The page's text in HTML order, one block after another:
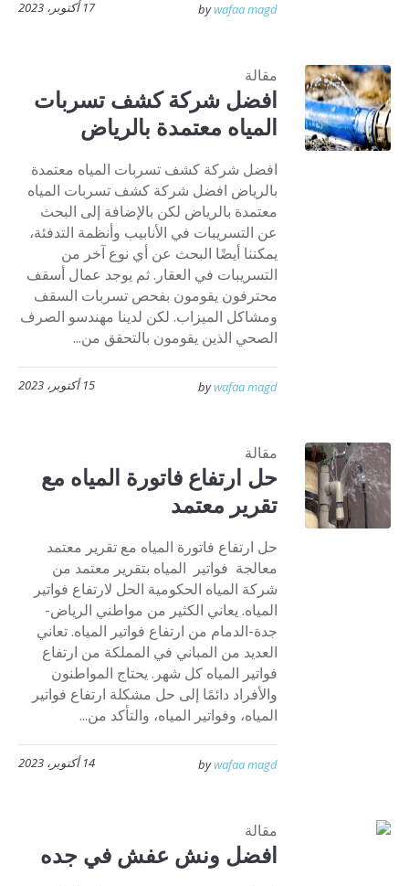
17 أكتوبر، 2023 bywafaa magd
مقالة
افضل شركة كشف تسربات
المياه معتمدة بالرياض
افضل شركة كشف تسربات المياه معتمدة
بالرياض افضل شركة كشف تسربات المياه
معتمدة بالرياض لكن بالإضافة إلى البحث
عن التسريبات في الأنابيب وأنظمة التدفئة،
يمكننا أيضًا البحث عن أي نوع آخر من
التسريبات في العقار. ثم يوجد عمال أسقف
محترفون يقومون بفحص تسربات السقف
ومشاكل الميزاب. لكن لدينا مهندسو الصرف
الصحي الذين يقومون بالتحقق من...
15 أكتوبر، 2023 bywafaa magd
مقالة
حل ارتفاع فاتورة المياه مع
تقرير معتمد
حل ارتفاع فاتورة المياه مع تقرير معتمد
معالجة فواتير المياه بتقرير معتمد من
شركة المياه الحكومية الحل لارتفاع فواتير
المياه. يعاني الكثير من مواطني الرياض-
جدة-الدمام من ارتفاع فواتير المياه. تعاني
العديد من المباني في المملكة من ارتفاع
فواتير المياه كل شهر. يحتاج المواطنون
والأفراد دائمًا إلى حل مشكلة ارتفاع فواتير
المياه، وفواتير المياه، والتأكد من...
14 أكتوبر، 2023 bywafaa magd
مقالة
افضل ونش عفش في جده